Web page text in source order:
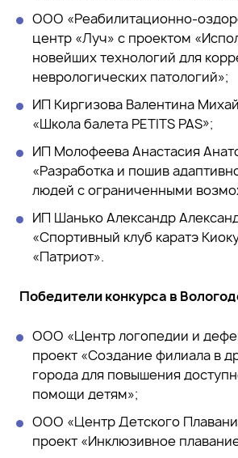
ООО «Реабилитационно-
центр «Луч» с проектом
новейших технологий для
неврологических патологий»;
ИП Киргизова Валентина
«Школа балета PETITS PAS»;
ИП Молофеева Анастасия
«Разработка и пошив
людей с ограниченными
ИП Шанько Александр
«Спортивный клуб каратэ
«Патриот».
Победители конкурса в
ООО «Центр логопедии и
проект «Создание филиала в
города для повышения
помощи детям»;
ООО «Центр Детского
проект «Инклюзивное